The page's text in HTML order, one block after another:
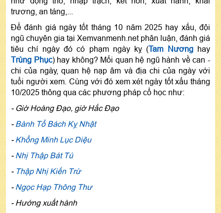
trương, an táng,...
Để đánh giá ngày tốt tháng 10 năm 2025 hay xấu, đội
ngũ chuyên gia tại Xemvanmenh.net phân luận, đánh giá
tiêu chí ngày đó có phạm ngày kỵ (Tam Nươnghay
Trùng Phục) hay không? Mối quan hệ ngũ hành về can -
chi của ngày, quan hệ nạp âm và địa chi của ngày với
tuổi người xem. Cùng với đó xem xét ngày tốt xấu tháng
10/2025 thông qua các phương pháp cổ học như:
- Giờ Hoàng Đạo, giờ Hắc Đạo
- Bành Tổ Bách Kỵ Nhật
- Khổng Minh Lục Diệu
- Nhị Thập Bát Tú
- Thập Nhị Kiến Trừ
- Ngọc Hạp Thông Thư
- Hướng xuất hành